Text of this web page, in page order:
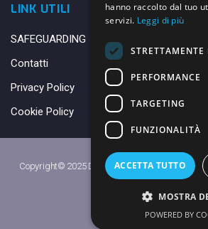
LINK UTILI
SAFEGUARDING
Contatti
Privacy Policy
Cookie Policy
Copyright© 2025 DANY BASKET QUARRATA
Made with ♥ by
hanno raccolto dal tuo
servizi. Leggi di più
STRETTAMENTE
PERFORMANCE
TARGETING
FUNZIONALITÀ
ACCETTA TUTTO
MOSTRA
POWERED BY